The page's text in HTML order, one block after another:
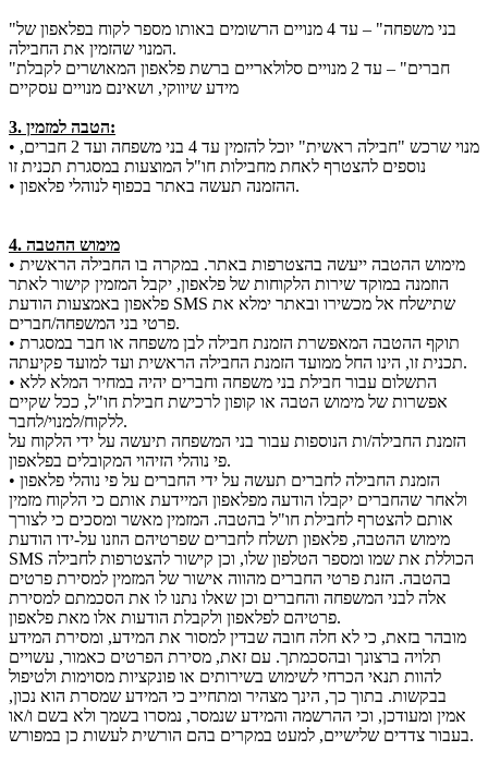
"בני משפחה" – עד 4 מנויים הרשומים באותו מספר לקוח בפלאפון של
המנוי שהזמין את החבילה.
"חברים" – עד 2 מנויים סלולאריים ברשת פלאפון המאושרים לקבלת
3. הטבה למזמין:
• מנוי שרכש "חבילה ראשית" יוכל להזמין עד 4 בני משפחה ועד 2 חברים,
נוספים להצטרף לאחת מחבילות חו"ל המוצעות במסגרת תכנית זו
• ההזמנה תעשה באתר בכפוף לנוהלי פלאפון.
4. מימוש ההטבה
• מימוש ההטבה ייעשה בהצטרפות באתר. במקרה בו החבילה הראשית
הוזמנה במוקד שירות הלקוחות של פלאפון, יקבל המזמין קישור לאתר
פלאפון באמצעות הודעת SMS שתישלח אל מכשירו ובאתר ימלא את
פרטי בני המשפחה/חברים.
• תוקף ההטבה המאפשרת הזמנת חבילה לבן משפחה או חבר במסגרת
תכנית זו, הינו החל ממועד הזמנת החבילה הראשית ועד למועד פקיעתה.
• התשלום עבור חבילת בני משפחה וחברים יהיה במחיר המלא ללא
אפשרות של מימוש הטבה או קופון לרכישת חבילת חו"ל, ככל שקיים
ללקוח/למנוי/לחבר.
הזמנת החבילה/ות הנוספות עבור בני המשפחה תיעשה על ידי הלקוח על
פי נוהלי הזיהוי המקובלים בפלאפון.
• הזמנת החבילה לחברים תעשה על ידי החברים על פי נוהלי פלאפון
ולאחר שהחברים יקבלו הודעה מפלאפון המיידעת אותם כי הלקוח מזמין
אותם להצטרף לחבילת חו"ל בהטבה. המזמין מאשר ומסכים כי לצורך
מימוש ההטבה, פלאפון תשלח לחברים שפרטיהם הוזנו על-ידו הודעת
SMS הכוללת את שמו ומספר הטלפון שלו, וכן קישור להצטרפות לחבילה
בהטבה. הזנת פרטי החברים מהווה אישור של המזמין למסירת פרטים
אלה לבני המשפחה והחברים וכן שאלו נתנו לו את הסכמתם למסירת
פרטיהם לפלאפון ולקבלת הודעות אלו מאת פלאפון.
מובהר בזאת, כי לא חלה חובה שבדין למסור את המידע, ומסירת המידע
תלויה ברצונך ובהסכמתך. עם זאת, מסירת הפרטים כאמור, עשויים
להוות תנאי הכרחי לשימוש בשירותים או פונקציות מסוימות ולטיפול
בבקשות. בתוך כך, הינך מצהיר ומתחייב כי המידע שמסרת הוא נכון,
אמין ומעודכן, וכי ההרשמה והמידע שנמסר, נמסרו בשמך ולא בשם ו/או
בעבור צדדים שלישיים, למעט במקרים בהם הורשית לעשות כן במפורש.